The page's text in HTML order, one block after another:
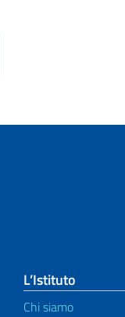
L’Istituto
Chi siamo